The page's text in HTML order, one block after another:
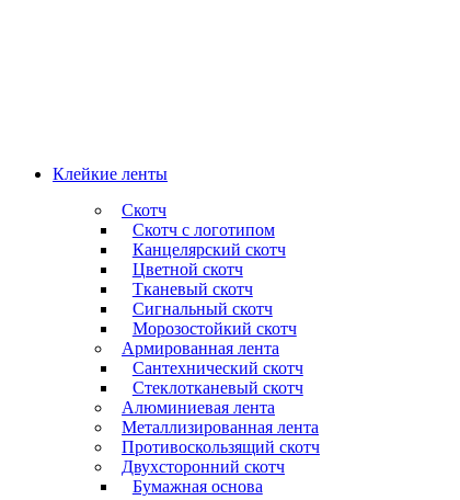
Клейкие ленты
Скотч
Скотч с логотипом
Канцелярский скотч
Цветной скотч
Тканевый скотч
Сигнальный скотч
Морозостойкий скотч
Армированная лента
Сантехнический скотч
Стеклотканевый скотч
Алюминиевая лента
Металлизированная лента
Противоскользящий скотч
Двухсторонний скотч
Бумажная основа